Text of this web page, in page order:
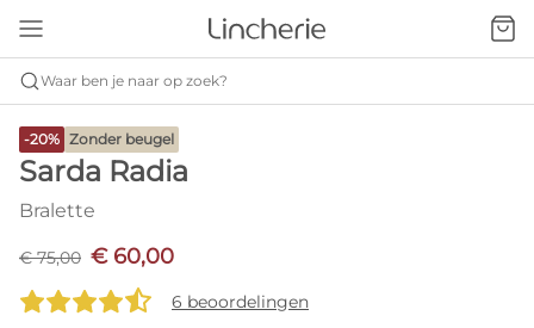
Waar ben je naar op zoek?
-20% Zonder beugel
Sarda Radia
Bralette
€ 75,00 € 60,00
6 beoordelingen